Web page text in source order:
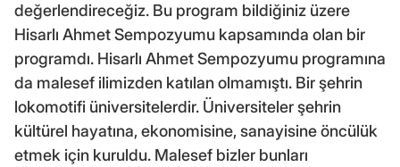
değerlendireceğiz. Bu program bildiğiniz üzere
Hisarlı Ahmet Sempozyumu kapsamında olan bir
programdı. Hisarlı Ahmet Sempozyumu programına
da malesef ilimizden katılan olmamıştı. Bir şehrin
lokomotifi üniversitelerdir. Üniversiteler şehrin
kültürel hayatına, ekonomisine, sanayisine öncülük
etmek için kuruldu. Malesef bizler bunları